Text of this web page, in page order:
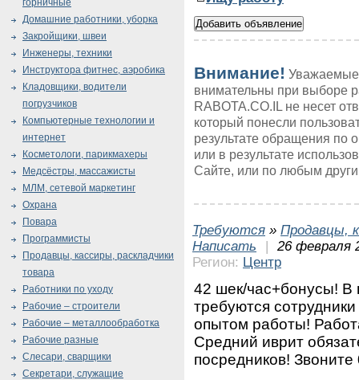
Внимание! Уважаемые
внимательны при выборе
RABOTA.CO.IL не несет
который понесли
результате обращения
или в результате
Сайте, или по любым
Требуются » Продавцы,
Написать
|
26 февраля
Регион: Центр
42 шек/час+бонусы!
требуются
опытом работы!
Средний иврит
посредников!
горничные
Домашние работники, уборка
Закройщики, швеи
Инженеры, техники
Инструктора фитнес, аэробика
Кладовщики, водители
погрузчиков
Компьютерные технологии и
интернет
Косметологи, парикмахеры
Медсёстры, массажисты
МЛМ, сетевой маркетинг
Охрана
Повара
Программисты
Продавцы, кассиры, раскладчики
товара
Работники по уходу
Рабочие – строители
Рабочие – металлообработка
Рабочие разные
Слесари, сварщики
Секретари, служащие